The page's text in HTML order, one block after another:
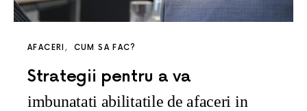
AFACERI CUM SA FAC?
Strategii pentru a va
imbunatati abilitatile de afaceri in